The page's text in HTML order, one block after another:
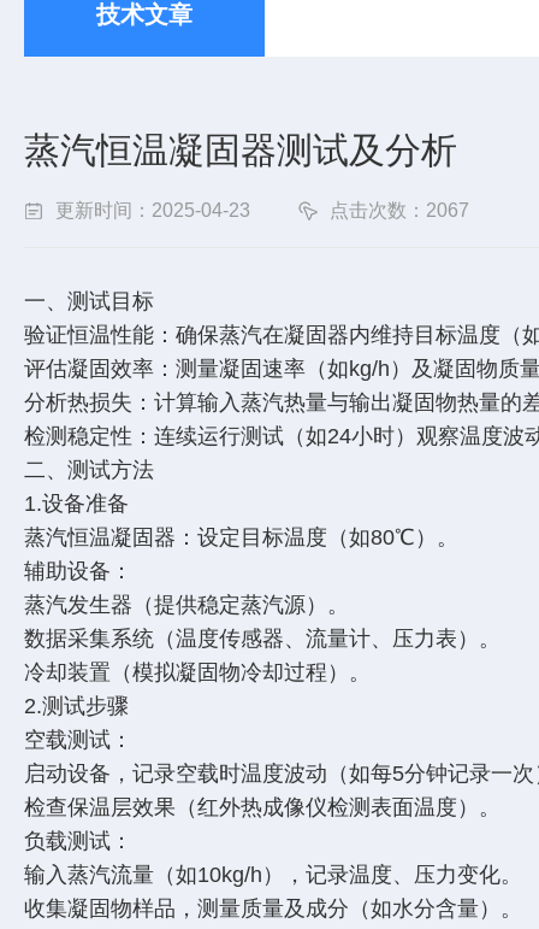
技术文章
蒸汽恒温凝固器测试及分析
更新时间：2025-04-23 点击次数：2067
一、测试目标
验证恒温性能：确保蒸汽在凝固器内维持目标温度
评估凝固效率：测量凝固速率（如kg/h）及凝固物质
分析热损失：计算输入蒸汽热量与输出凝固物热量的
检测稳定性：连续运行测试（如24小时）观察温度
二、测试方法
1.设备准备
蒸汽恒温凝固器：设定目标温度（如80℃）。
辅助设备：
蒸汽发生器（提供稳定蒸汽源）。
数据采集系统（温度传感器、流量计、压力表）。
冷却装置（模拟凝固物冷却过程）。
2.测试步骤
空载测试：
启动设备，记录空载时温度波动（如每5分钟记录一
检查保温层效果（红外热成像仪检测表面温度）。
负载测试：
输入蒸汽流量（如10kg/h），记录温度、压力变化。
收集凝固物样品，测量质量及成分（如水分含量）。